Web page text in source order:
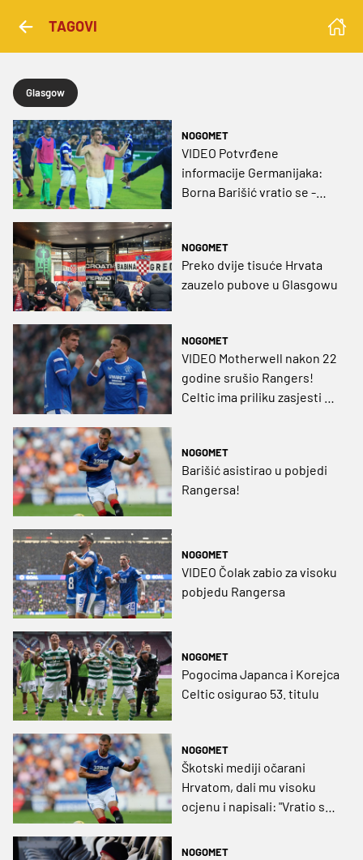
TAGOVI
Glasgow
NOGOMET
VIDEO Potvrđene
informacije Germanijaka:
Borna Barišić vratio se -
NOGOMET
Preko dvije tisuće Hrvata
zauzelo pubove u Glasgowu
NOGOMET
VIDEO Motherwell nakon 22
godine srušio Rangers!
Celtic ima priliku zasjesti na
NOGOMET
Barišić asistirao u pobjedi
Rangersa!
NOGOMET
VIDEO Čolak zabio za visoku
pobjedu Rangersa
NOGOMET
Pogocima Japanca i Korejca
Celtic osigurao 53. titulu
NOGOMET
Škotski mediji očarani
Hrvatom, dali mu visoku
ocjenu i napisali: "Vratio se
NOGOMET